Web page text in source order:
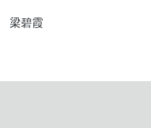
梁碧霞